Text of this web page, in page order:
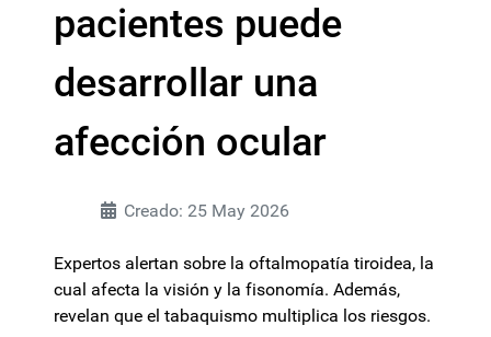
pacientes puede
desarrollar una
afección ocular
Creado: 25 May 2026
Expertos alertan sobre la oftalmopatía tiroidea, la
cual afecta la visión y la fisonomía. Además,
revelan que el tabaquismo multiplica los riesgos.